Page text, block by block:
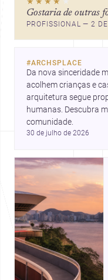
Gostaria de outras
PROFISSIONAL — 2
#ARCHSPLACE
Da nova sinceridade
acolhem crianças e
arquitetura segue
humanas. Descubra
comunidade.
30 de julho de 2026